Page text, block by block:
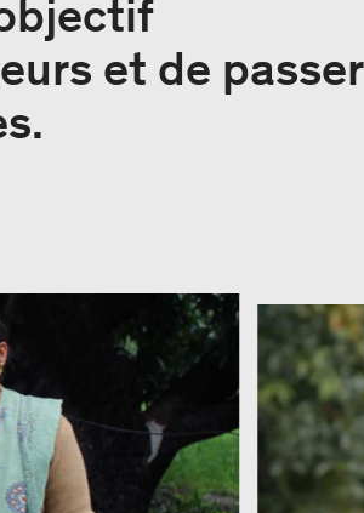
et de passer